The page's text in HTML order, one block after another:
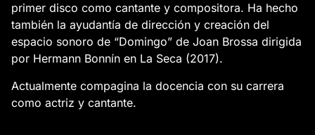
primer disco como cantante y compositora. Ha hecho
también la ayudantía de dirección y creación del
espacio sonoro de “Domingo” de Joan Brossa dirigida
por Hermann Bonnín en La Seca (2017).
Actualmente compagina la docencia con su carrera
como actriz y cantante.